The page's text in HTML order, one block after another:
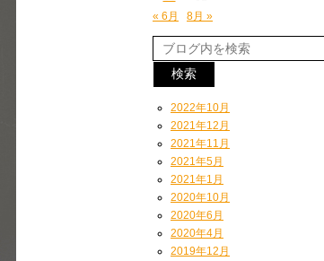
« 6月
8月 »
2022年10月
2021年12月
2021年11月
2021年5月
2021年1月
2020年10月
2020年6月
2020年4月
2019年12月